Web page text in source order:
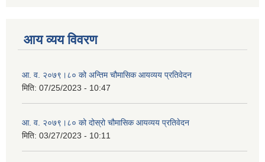
आय व्यय विवरण
आ. व. २०७९।८० को अन्तिम चौमासिक आयव्यय प्रतिवेदन
मिति: 07/25/2023 - 10:47
आ. व. २०७९।८० को दोस्रो चौमासिक आयव्यय प्रतिवेदन
मिति: 03/27/2023 - 10:11